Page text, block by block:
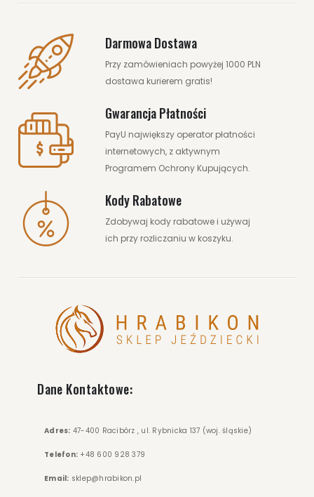
ZOBACZ WIĘCEJ
Darmowa Dostawa
Przy zamówieniach powyżej 1000 PLN
dostawa kurierem gratis!
Gwarancja Płatności
PayU największy operator płatności
internetowych, z aktywnym
Programem Ochrony Kupujących.
Kody Rabatowe
Zdobywaj kody rabatowe i używaj
ich przy rozliczaniu w koszyku.
Dane Kontaktowe:
Adres: 47-400 Racibórz , ul. Rybnicka 137 (woj. śląskie)
Telefon: +48 600 928 379
Email: sklep@hrabikon.pl